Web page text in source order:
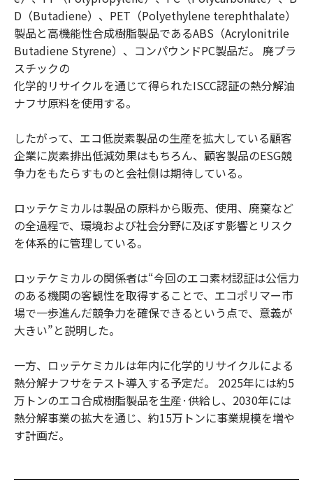
D（Butadiene）、PET（Polyethylene terephthalate）
製品と高機能性合成樹脂製品であるABS（Acrylonitrile
Butadiene Styrene）、コンパウンドPC製品だ。 廃プラ
スチックの
化学的リサイクルを通じて得られたISCC認証の熱分解油
ナフサ原料を使用する。
したがって、エコ低炭素製品の生産を拡大している顧客
企業に炭素排出低減効果はもちろん、顧客製品のESG競
争力をもたらすものと会社側は期待している。
ロッテケミカルは製品の原料から販売、使用、廃棄など
の全過程で、環境および社会分野に及ぼす影響とリスク
を体系的に管理している。
ロッテケミカルの関係者は“今回のエコ素材認証は公信力
のある機関の客観性を取得することで、エコポリマー市
場で一歩進んだ競争力を確保できるという点で、意義が
大きい”と説明した。
一方、ロッテケミカルは年内に化学的リサイクルによる
熱分解ナフサをテスト導入する予定だ。 2025年には約5
万トンのエコ合成樹脂製品を生産·供給し、2030年には
熱分解事業の拡大を通じ、約15万トンに事業規模を増や
す計画だ。